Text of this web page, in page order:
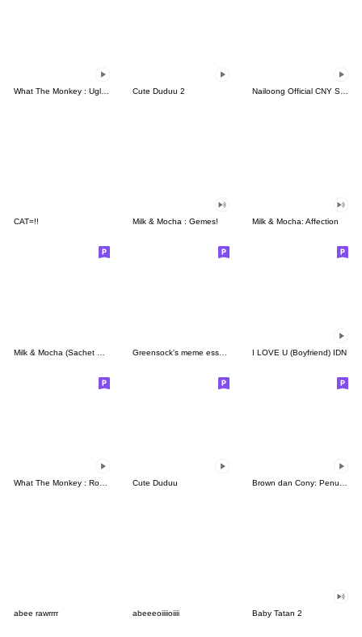
Cute Duduu 2 Nailoong Official CNY Sticker
CAT=!! Milk & Mocha : Gemes! Milk & Mocha: Affection
I LOVE U (Boyfriend) IDN
Cute Duduu
abee rawrrrr abeeeoiiiioiiii Baby Tatan 2